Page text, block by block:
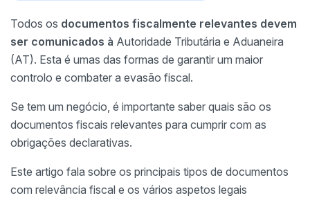
Todos os documentos fiscalmente relevantes devem
ser comunicados à Autoridade Tributária e Aduaneira
(AT). Esta é umas das formas de garantir um maior
controlo e combater a evasão fiscal.
Se tem um negócio, é importante saber quais são os
documentos fiscais relevantes para cumprir com as
obrigações declarativas.
Este artigo fala sobre os principais tipos de documentos
com relevância fiscal e os vários aspetos legais